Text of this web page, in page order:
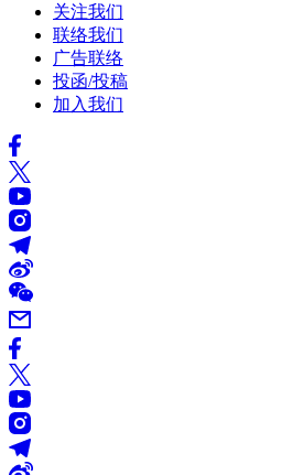
关注我们
联络我们
广告联络
投函/投稿
加入我们